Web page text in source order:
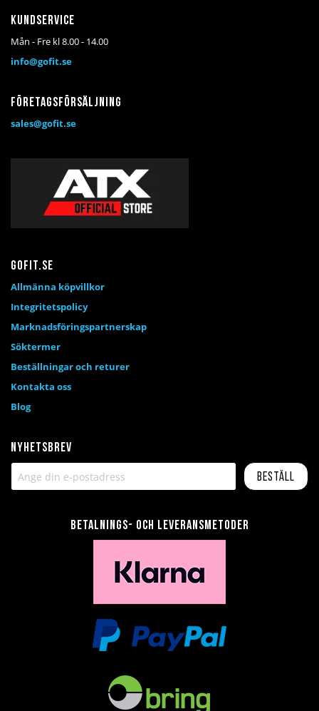
Nyhetsbrev
Beställ
Kundservice
Mån - Fre kl 8.00 - 14.00
info@gofit.se
Företagsförsäljning
sales@gofit.se
Betalnings- och leveransmetoder
Gofit.se
Allmänna köpvillkor
Integritetspolicy
Marknadsföringspartnerskap
Söktermer
Beställningar och returer
Kontakta oss
Blog